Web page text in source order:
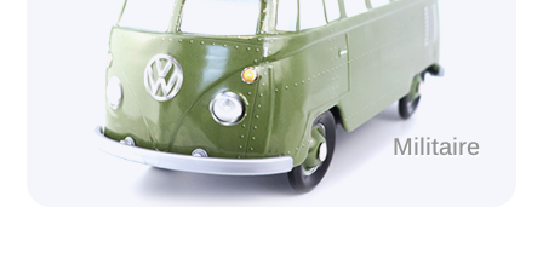
Militaire